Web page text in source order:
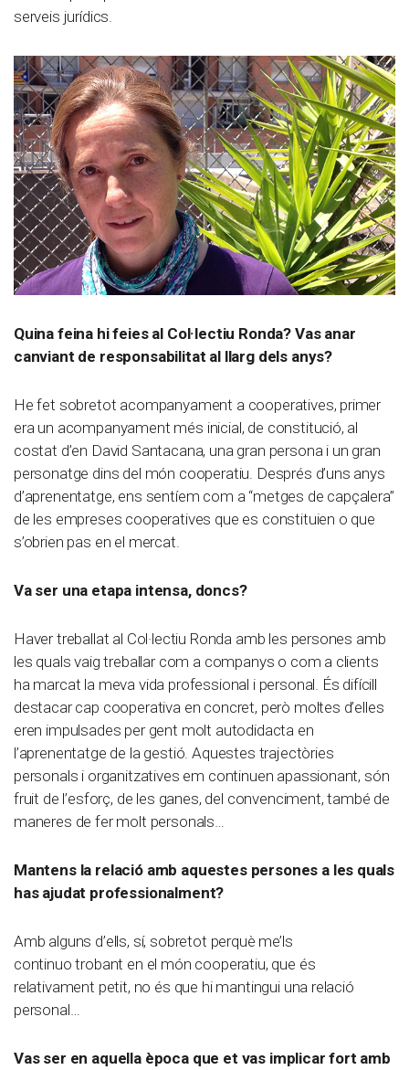
serveis jurídics.
Quina feina hi feies al Col·lectiu Ronda? Vas anar
canviant de responsabilitat al llarg dels anys?
He fet sobretot acompanyament a cooperatives, primer
era un acompanyament més inicial, de constitució, al
costat d’en David Santacana, una gran persona i un gran
personatge dins del món cooperatiu. Després d’uns anys
d’aprenentatge, ens sentíem com a “metges de capçalera”
de les empreses cooperatives que es constituien o que
s’obrien pas en el mercat.
Va ser una etapa intensa, doncs?
Haver treballat al Col·lectiu Ronda amb les persones amb
les quals vaig treballar com a companys o com a clients
ha marcat la meva vida professional i personal. És difícill
destacar cap cooperativa en concret, però moltes d’elles
eren impulsades per gent molt autodidacta en
l’aprenentatge de la gestió. Aquestes trajectòries
personals i organitzatives em continuen apassionant, són
fruit de l’esforç, de les ganes, del convenciment, també de
maneres de fer molt personals…
Mantens la relació amb aquestes persones a les quals
has ajudat professionalment?
Amb alguns d’ells, sí, sobretot perquè me’ls
continuo trobant en el món cooperatiu, que és
relativament petit, no és que hi mantingui una relació
personal…
Vas ser en aquella època que et vas implicar fort amb